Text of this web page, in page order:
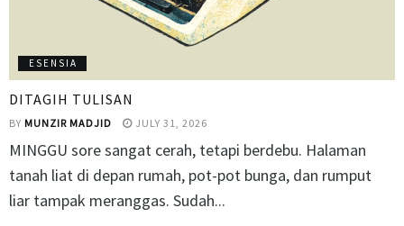
ESENSIA
DITAGIH TULISAN
BY MUNZIR MADJID JULY 31, 2026
MINGGU sore sangat cerah, tetapi berdebu. Halaman
tanah liat di depan rumah, pot-pot bunga, dan rumput
liar tampak meranggas. Sudah...